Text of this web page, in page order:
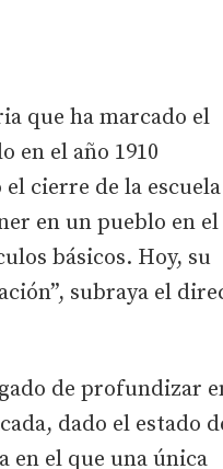
que ha marcado el
en el año 1910
cierre de la
en un pueblo en
básicos. Hoy, su
subraya el
de profundizar
dado el estado
en el que una única